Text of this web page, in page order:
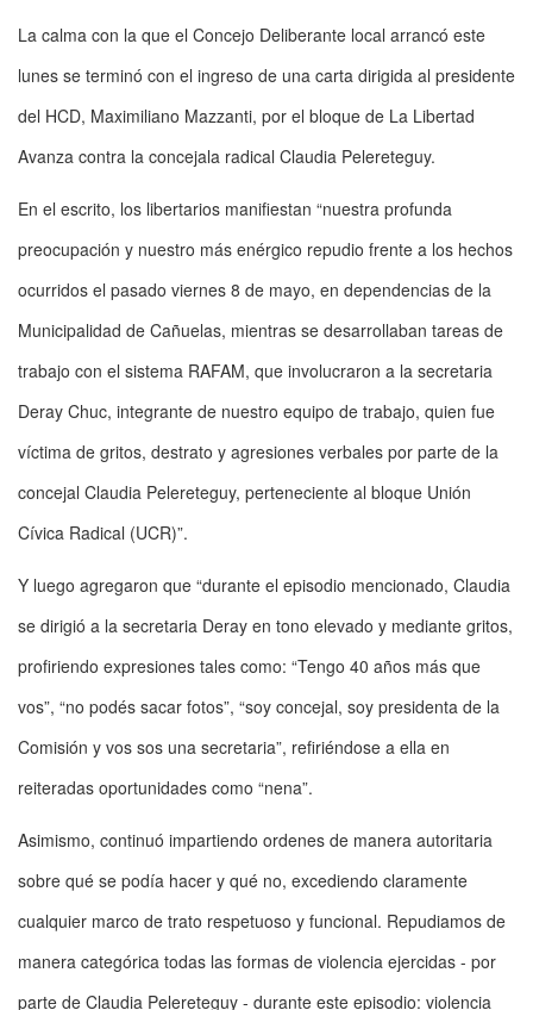
La calma con la que el Concejo Deliberante local arrancó este
lunes se terminó con el ingreso de una carta dirigida al presidente
del HCD, Maximiliano Mazzanti, por el bloque de La Libertad
Avanza contra la concejala radical Claudia Pelereteguy.
En el escrito, los libertarios manifiestan “nuestra profunda
preocupación y nuestro más enérgico repudio frente a los hechos
ocurridos el pasado viernes 8 de mayo, en dependencias de la
Municipalidad de Cañuelas, mientras se desarrollaban tareas de
trabajo con el sistema RAFAM, que involucraron a la secretaria
Deray Chuc, integrante de nuestro equipo de trabajo, quien fue
víctima de gritos, destrato y agresiones verbales por parte de la
concejal Claudia Pelereteguy, perteneciente al bloque Unión
Cívica Radical (UCR)”.
Y luego agregaron que “durante el episodio mencionado, Claudia
se dirigió a la secretaria Deray en tono elevado y mediante gritos,
profiriendo expresiones tales como: “Tengo 40 años más que
vos”, “no podés sacar fotos”, “soy concejal, soy presidenta de la
Comisión y vos sos una secretaria”, refiriéndose a ella en
reiteradas oportunidades como “nena”.
Asimismo, continuó impartiendo ordenes de manera autoritaria
sobre qué se podía hacer y qué no, excediendo claramente
cualquier marco de trato respetuoso y funcional. Repudiamos de
manera categórica todas las formas de violencia ejercidas - por
parte de Claudia Pelereteguy - durante este episodio: violencia